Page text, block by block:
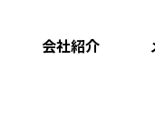
会社紹介